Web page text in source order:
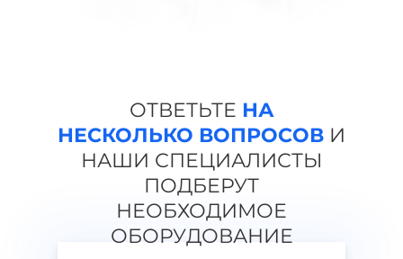
ОТВЕТЬТЕ НА
НЕСКОЛЬКО ВОПРОСОВ И
НАШИ СПЕЦИАЛИСТЫ
ПОДБЕРУТ
НЕОБХОДИМОЕ
ОБОРУДОВАНИЕ